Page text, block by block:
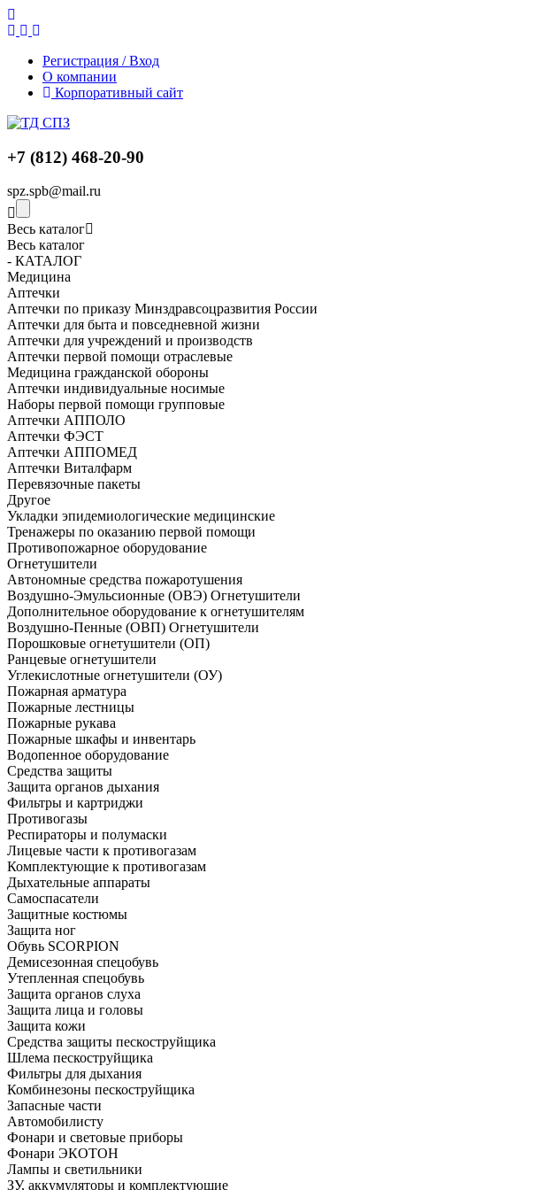
Регистрация / Вход
О компании
Корпоративный сайт
+7 (812) 468-20-90
spz.spb@mail.ru
Весь каталог
Весь каталог
- КАТАЛОГ
Медицина
Аптечки
Аптечки по приказу Минздравсоцразвития России
Аптечки для быта и повседневной жизни
Аптечки для учреждений и производств
Аптечки первой помощи отраслевые
Медицина гражданской обороны
Аптечки индивидуальные носимые
Наборы первой помощи групповые
Аптечки АППОЛО
Аптечки ФЭСТ
Аптечки АППОМЕД
Аптечки Виталфарм
Перевязочные пакеты
Другое
Укладки эпидемиологические медицинские
Тренажеры по оказанию первой помощи
Противопожарное оборудование
Огнетушители
Автономные средства пожаротушения
Воздушно-Эмульсионные (ОВЭ) Огнетушители
Дополнительное оборудование к огнетушителям
Воздушно-Пенные (ОВП) Огнетушители
Порошковые огнетушители (ОП)
Ранцевые огнетушители
Углекислотные огнетушители (ОУ)
Пожарная арматура
Пожарные лестницы
Пожарные рукава
Пожарные шкафы и инвентарь
Водопенное оборудование
Средства защиты
Защита органов дыхания
Фильтры и картриджи
Противогазы
Респираторы и полумаски
Лицевые части к противогазам
Комплектующие к противогазам
Дыхательные аппараты
Самоспасатели
Защитные костюмы
Защита ног
Обувь SCORPION
Демисезонная спецобувь
Утепленная спецобувь
Защита органов слуха
Защита лица и головы
Защита кожи
Средства защиты пескоструйщика
Шлема пескоструйщика
Фильтры для дыхания
Комбинезоны пескоструйщика
Запасные части
Автомобилисту
Фонари и световые приборы
Фонари ЭКОТОН
Лампы и светильники
ЗУ, аккумуляторы и комплектующие